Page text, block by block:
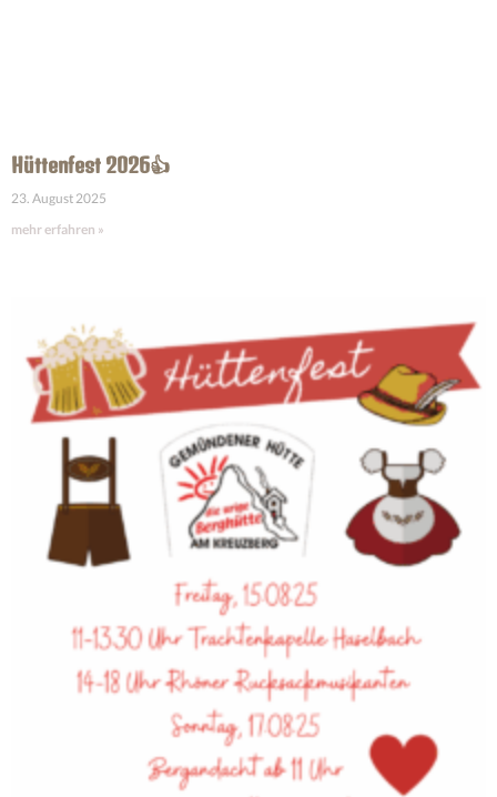
Hüttenfest 2026👍
23. August 2025
mehr erfahren »